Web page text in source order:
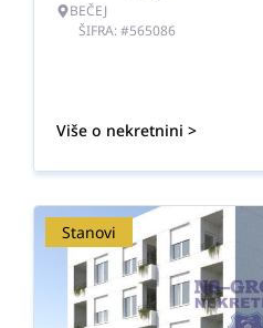
BEČEJ
ŠIFRA: #565086
Više o nekretnini >
Stanovi